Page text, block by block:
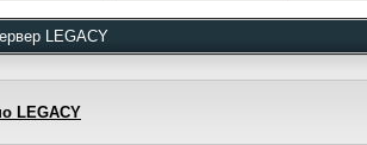
LEGACY
LEGACY